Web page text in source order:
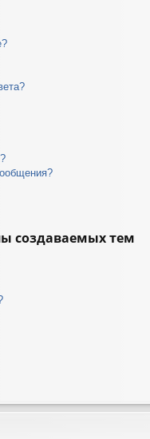
создаваемых тем